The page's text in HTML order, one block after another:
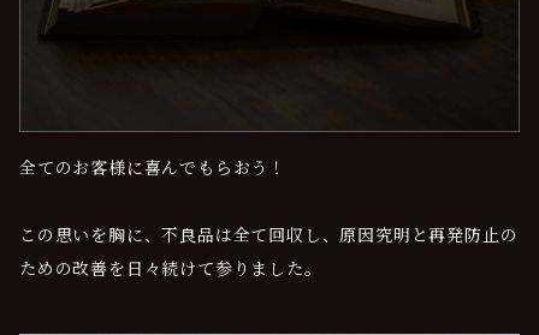
全てのお客様に喜んでもらおう！
この思いを胸に、不良品は全て回収し、原因究明と再発防止の
ための改善を日々続けて参りました。